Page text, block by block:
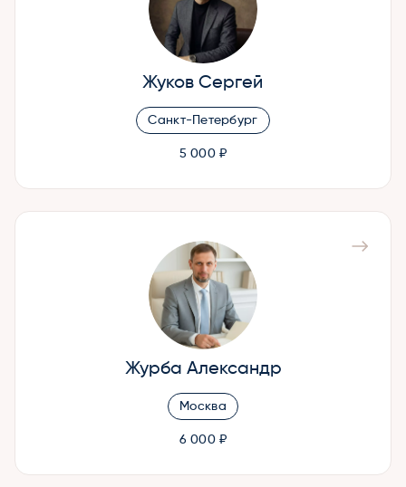
Жуков Сергей
Санкт-Петербург
5 000 ₽
Журба Александр
Москва
6 000 ₽